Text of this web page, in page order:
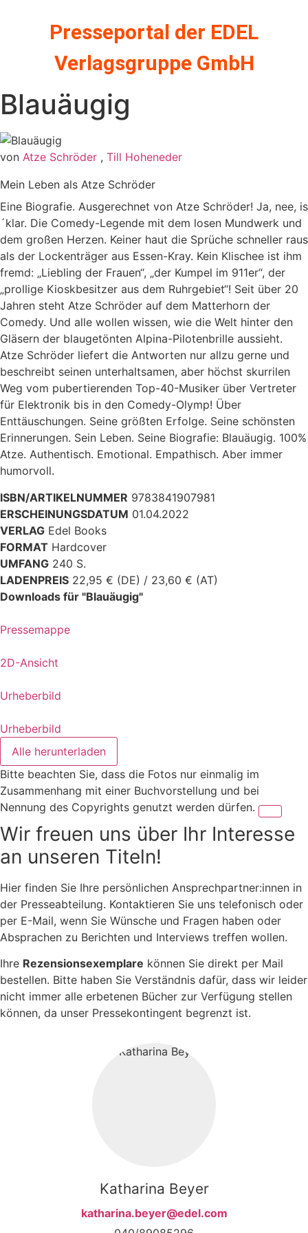
Presseportal der EDEL
Verlagsgruppe GmbH
Blauäugig
von Atze Schröder , Till Hoheneder
Mein Leben als Atze Schröder
Eine Biografie. Ausgerechnet von Atze Schröder! Ja, nee, is
´klar. Die Comedy-Legende mit dem losen Mundwerk und
dem großen Herzen. Keiner haut die Sprüche schneller raus
als der Lockenträger aus Essen-Kray. Kein Klischee ist ihm
fremd: „Liebling der Frauen“, „der Kumpel im 911er“, der
„prollige Kioskbesitzer aus dem Ruhrgebiet“! Seit über 20
Jahren steht Atze Schröder auf dem Matterhorn der
Comedy. Und alle wollen wissen, wie die Welt hinter den
Gläsern der blaugetönten Alpina-Pilotenbrille aussieht.
Atze Schröder liefert die Antworten nur allzu gerne und
beschreibt seinen unterhaltsamen, aber höchst skurrilen
Weg vom pubertierenden Top-40-Musiker über Vertreter
für Elektronik bis in den Comedy-Olymp! Über
Enttäuschungen. Seine größten Erfolge. Seine schönsten
Erinnerungen. Sein Leben. Seine Biografie: Blauäugig. 100%
Atze. Authentisch. Emotional. Empathisch. Aber immer
humorvoll.
ISBN/ARTIKELNUMMER 9783841907981
ERSCHEINUNGSDATUM 01.04.2022
VERLAG Edel Books
FORMAT Hardcover
UMFANG 240 S.
LADENPREIS 22,95 € (DE) / 23,60 € (AT)
Downloads für "Blauäugig"
Pressemappe
2D-Ansicht
Urheberbild
Urheberbild
Alle herunterladen
Bitte beachten Sie, dass die Fotos nur einmalig im
Zusammenhang mit einer Buchvorstellung und bei
Nennung des Copyrights genutzt werden dürfen.
Wir freuen uns über Ihr Interesse
an unseren Titeln!
Hier finden Sie Ihre persönlichen Ansprechpartner:innen in
der Presseabteilung. Kontaktieren Sie uns telefonisch oder
per E-Mail, wenn Sie Wünsche und Fragen haben oder
Absprachen zu Berichten und Interviews treffen wollen.
Ihre Rezensionsexemplare können Sie direkt per Mail
bestellen. Bitte haben Sie Verständnis dafür, dass wir leider
nicht immer alle erbetenen Bücher zur Verfügung stellen
können, da unser Pressekontingent begrenzt ist.
Katharina Beyer
katharina.beyer@edel.com